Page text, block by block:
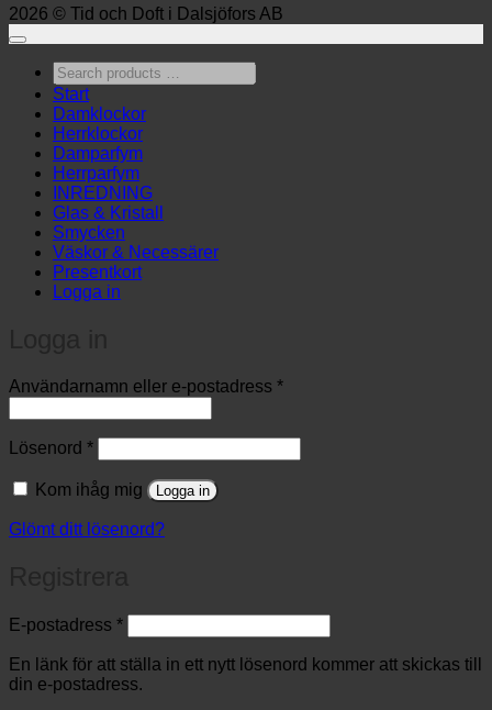
2026 © Tid och Doft i Dalsjöfors AB
Search
products
…
Start
Damklockor
Herrklockor
Damparfym
Herrparfym
INREDNING
Glas & Kristall
Smycken
Väskor & Necessärer
Presentkort
Logga in
Användarnamn eller e-postadress *Obligatoriskt
Lösenord *Obligatoriskt
Kom ihåg mig Logga in
Glömt ditt lösenord?
E-postadress *Obligatoriskt
En länk för att ställa in ett nytt lösenord kommer att skickas till
din e-postadress.